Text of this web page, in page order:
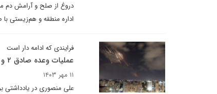
دروغ از صلح و آرامش دم
اداره منطقه و هم‌زیستی
فرایندی که ادامه دار است
عملیات وعده صادق ۲ و بازگرداندن قورباغه به ظرف جوشان خود
۱۱ مهر ۱۴۰۳
علی منصوری در یادداشتی